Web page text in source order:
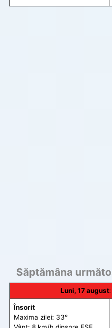
Săptămâna
Luni, 17 august:
Însorit
Maxima zilei: 33°